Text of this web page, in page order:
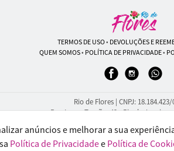
TERMOS DE USO• DEVOLUÇÕES E
QUEM SOMOS• POLÍTICA DE PRIVACIDADE•
Rio de Flores | CNPJ:
Rua Lopes Trovão, 42 - Rio de Janeiro -
© 2024-2026 - Todos os direitos reservados -
anúncios e melhorar a sua
Política de Privacidadee Política de